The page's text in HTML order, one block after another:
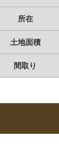
所在
土地面積
間取り